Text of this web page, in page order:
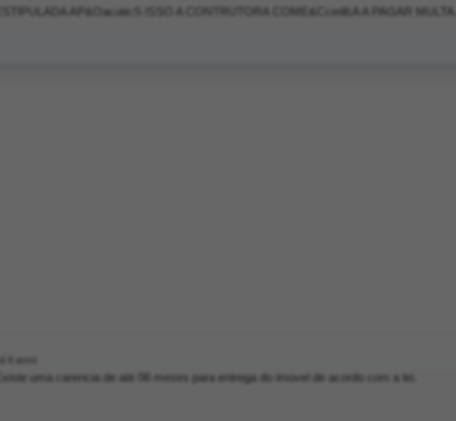
ESTIPULADA AP&Oacute;S ISSO A CONTRUTORA COME&Ccedil;A A PAGAR MULTA.
Existe uma carencia de até 06 meses para entrega do imovel de acordo com a lei.